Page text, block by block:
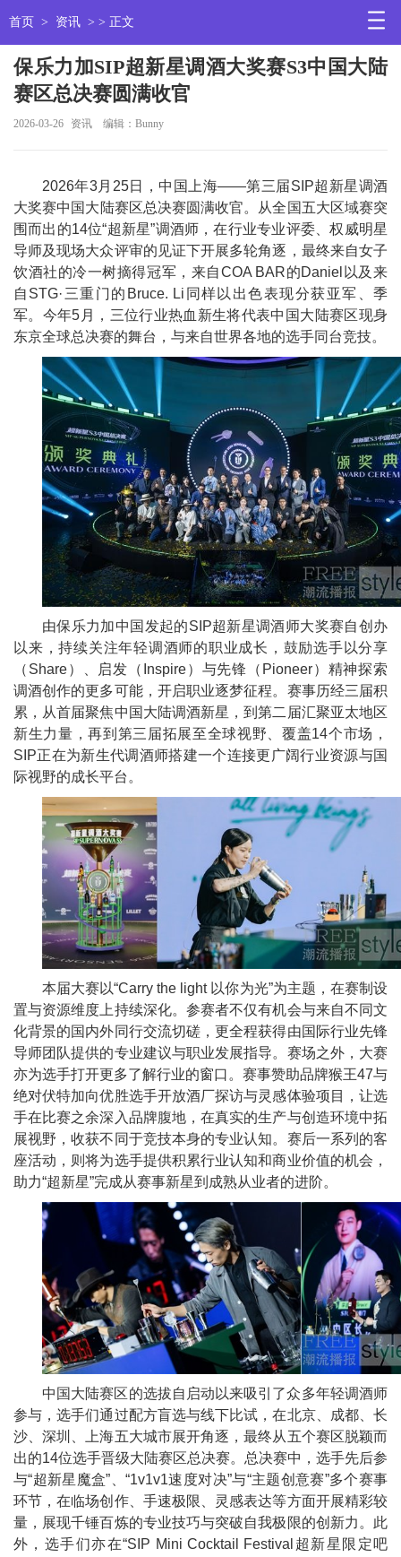
首页 > 资讯 > > 正文
保乐力加SIP超新星调酒大奖赛S3中国大陆
赛区总决赛圆满收官
2026-03-26 资讯 编辑：Bunny
2026年3月25日， 中国上海——第三届SIP超新星调酒
大奖赛中国 大陆赛区总决赛圆满收官。从全国五大区域赛突
围而出的14位“超新星”调酒师，在行业专业评委、权威明星
导师及现场大众评审的见证下开展多轮角逐，最终来自女子
饮酒社的冷一树摘得冠军，来自COA BAR的Daniel以及来
自STG·三重门的Bruce. Li同样以出色表现分获亚军、季
军。今年5月，三位行业热血新生将代表中国 大陆赛区现身
东京全球总决赛的舞台，与来自世界各地的选手同 台竞技。
由保乐力加中国发起的SIP超新星调酒师大奖赛自创办
以来，持续关注年轻调酒师的职业成长，鼓励选手以分享
（ Share）、启发（Inspire）与先锋（Pioneer） 精神探索
调酒创作的更多可能，开启职业逐梦征程。赛事历经三届积
累，从首届聚焦中国 大陆调酒新星，到第二届汇聚亚太地区
新生力量，再到第三届拓展至全球视野、覆盖14个市场，
SIP正在为新生代调酒师搭建一个连接更广阔行业资源与国
际视野的成长平台。
本届大赛以“Carry the light 以你为光”为主题，在赛制设
置与资源维度上持续深化。参赛者不仅有机会与来自不同文
化背景的国内外同行交流切磋，更全程获得由国际行业先锋
导师团队提供的专业建议与职业发展指导。赛场之外， 大赛
亦为选手打开更多了解行业的窗口。赛事赞助品牌猴王47与
绝对伏特加向优胜选手开放酒厂探访与灵感体验项目，让选
手在比赛之余深入品牌腹地，在真实的生产与创造环境中拓
展视野，收获不同于竞技本身的专业认知。赛后一系列的客
座活动，则将为选手提供积累行业认知和商业价值的机会，
助力“超新星”完成从赛事新星到成熟从业者的进阶。
中国 大陆赛区的选拔自启动以来吸引了众多年轻调酒师
参与，选手们通过配方盲选与线下比试，在北京、成都、长
沙、深圳、上海五大城市展开角逐，最终从五个赛区脱颖而
出的14位选手晋级大陆赛区总决赛。 总决赛中，选手先后参
与“超新星魔盒”、“1v1v1速度对决”与“主题创意赛”多个赛事
环节，在临场创作、手速极限、灵感表达等方面开展精彩较
量，展现千锤百炼的专业技巧与突破自我极限的创新力。此
外，选手们亦在“SIP Mini Cocktail Festival超新星限定吧